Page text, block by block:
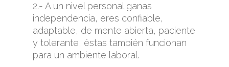
2.- A un nivel personal ganas
independencia, eres confiable,
adaptable, de mente abierta, paciente
y tolerante, éstas también funcionan
para un ambiente laboral.